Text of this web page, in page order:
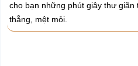
cho bạn những phút giây thư giãn
thẳng, mệt mỏi.